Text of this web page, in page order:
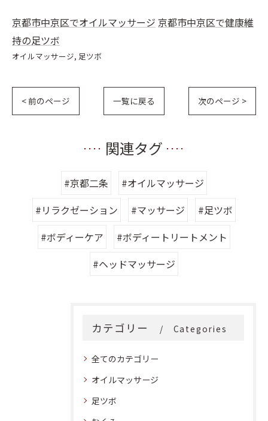
京都市中京区でオイルマッサージ 京都市中京区で健康維
持の足ツボ
オイルマッサージ 足ツボ
< 前のページ 一覧に戻る 次のページ >
関連タグ
#京都二条
#オイルマッサージ
#リラクゼーション
#マッサージ
#足ツボ
#ボディーケア
#ボディートリートメント
#ヘッドマッサージ
カテゴリー Categories
全てのカテゴリー
オイルマッサージ
足ツボ